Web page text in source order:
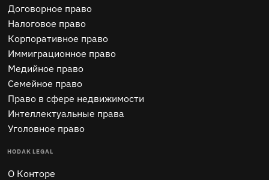
Договорное право
Налоговое право
Корпоративное право
Иммиграционное право
Медийное право
Семейное право
Право в сфере недвижимости
Интеллектуальные права
Уголовное право
HODAK LEGAL
O Конторе